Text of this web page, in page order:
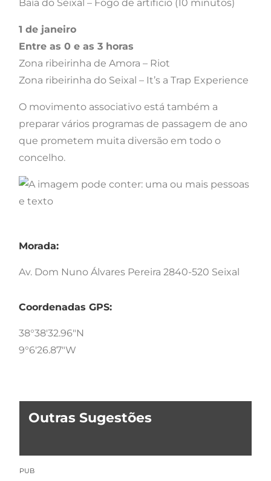
Baía do Seixal – Fogo de artificio (10 minutos)
1 de janeiro
Entre as 0 e as 3 horas
Zona ribeirinha de Amora – Riot
Zona ribeirinha do Seixal – It’s a Trap Experience
O movimento associativo está também a
preparar vários programas de passagem de ano
que prometem muita diversão em todo o
concelho.
Morada:
Av. Dom Nuno Álvares Pereira 2840-520 Seixal
Coordenadas GPS:
38°38'32.96"N
9°6'26.87"W
Outras Sugestões
PUB